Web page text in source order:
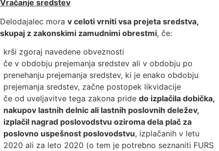
Vračanje sredstev
Delodajalec mora v celoti vrniti vsa prejeta sredstva,
skupaj z zakonskimi zamudnimi obrestmi, če:
krši zgoraj navedene obveznosti
če v obdobju prejemanja sredstev ali v obdobju po
prenehanju prejemanja sredstev, ki je enako obdobju
prejemanja sredstev, začne postopek likvidacije
če od uveljavitve tega zakona pride do izplačila dobička,
nakupov lastnih delnic ali lastnih poslovnih deležev,
izplačil nagrad poslovodstvu oziroma dela plač za
poslovno uspešnost poslovodstvu, izplačanih v letu
2020 ali za leto 2020 (o tem je potrebno seznaniti FURS